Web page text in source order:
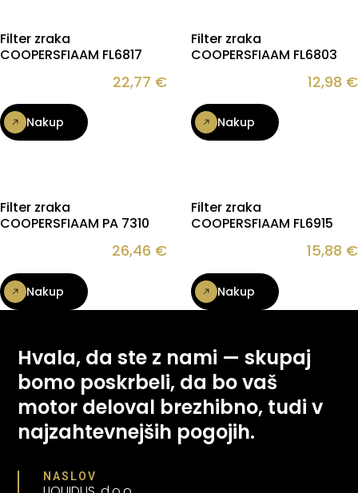
Filter zraka
COOPERSFIAAM FL6817
22,77 €
Nakup
Filter zraka
COOPERSFIAAM FL6803
12,98 €
Nakup
Filter zraka
COOPERSFIAAM PA 7310
26,46 €
Nakup
Filter zraka
COOPERSFIAAM FL6915
15,88 €
Nakup
Hvala, da ste z nami — skupaj
bomo poskrbeli, da bo vaš
motor deloval brezhibno, tudi v
najzahtevnejših pogojih.
NASLOV